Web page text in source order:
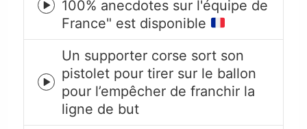
Episode
play
icon
100% anecdotes sur l'équipe de
France" est disponible
Episode
play
icon
Un supporter corse sort son
pistolet pour tirer sur le ballon
pour l’empêcher de franchir la
ligne de but